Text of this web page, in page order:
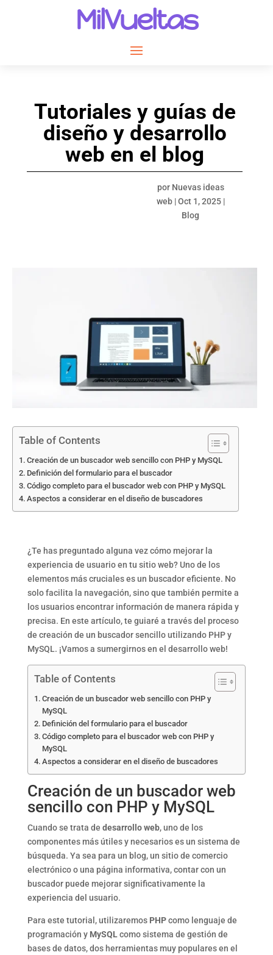
MilVueltas
Tutoriales y guías de
diseño y desarrollo
web en el blog
por Nuevas ideas
web|Oct 1, 2025|
Blog
Table of Contents
Creación de un buscador web sencillo con PHP y MySQL
Definición del formulario para el buscador
Código completo para el buscador web con PHP y MySQL
Aspectos a considerar en el diseño de buscadores
¿Te has preguntado alguna vez cómo mejorar la
experiencia de usuario en tu sitio web? Uno de los
elementos más cruciales es un buscador eficiente. No
solo facilita la navegación, sino que también permite a
los usuarios encontrar información de manera rápida y
precisa. En este artículo, te guiaré a través del proceso
de creación de un buscador sencillo utilizando PHP y
MySQL. ¡Vamos a sumergirnos en el desarrollo web!
Table of Contents
Creación de un buscador web sencillo con PHP y
MySQL
Definición del formulario para el buscador
Código completo para el buscador web con PHP y
MySQL
Aspectos a considerar en el diseño de buscadores
Creación de un buscador web
sencillo con PHP y MySQL
Cuando se trata de desarrollo web, uno de los
componentes más útiles y necesarios es un sistema de
búsqueda. Ya sea para un blog, un sitio de comercio
electrónico o una página informativa, contar con un
buscador puede mejorar significativamente la
experiencia del usuario.
Para este tutorial, utilizaremos PHPcomo lenguaje de
programación y MySQLcomo sistema de gestión de
bases de datos, dos herramientas muy populares en el